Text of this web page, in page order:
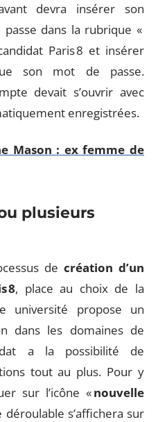
devra insérer son
dans la rubrique «
Paris 8 et insérer
son mot de passe.
devait s’ouvrir avec
enregistrées.
Mason : ex femme de
plusieurs
de création d’un
8, place au choix de la
université propose un
dans les domaines de
a la possibilité de
tout au plus. Pour y
sur l’icône «nouvelle
déroulable s’affichera sur